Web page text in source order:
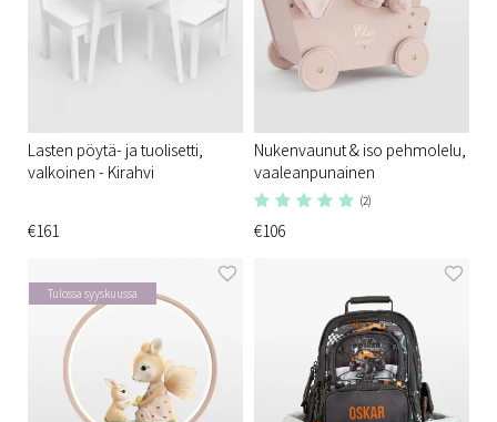
Lasten pöytä- ja tuolisetti,
valkoinen - Kirahvi
€161
Nukenvaunut & iso pehmolelu,
vaaleanpunainen
(2)
€106
Tulossa syyskuussa